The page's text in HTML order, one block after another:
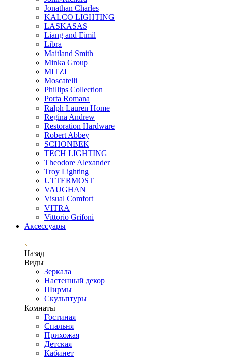
Jonathan Charles
KALCO LIGHTING
LASKASAS
Liang and Eimil
Libra
Maitland Smith
Minka Group
MITZI
Moscatelli
Phillips Collection
Porta Romana
Ralph Lauren Home
Regina Andrew
Restoration Hardware
Robert Abbey
SCHONBEK
TECH LIGHTING
Theodore Alexander
Troy Lighting
UTTERMOST
VAUGHAN
Visual Comfort
VITRA
Vittorio Grifoni
Аксессуары
Назад
Виды
Зеркала
Настенный декор
Ширмы
Скульптуры
Комнаты
Гостиная
Спальня
Прихожая
Детская
Кабинет